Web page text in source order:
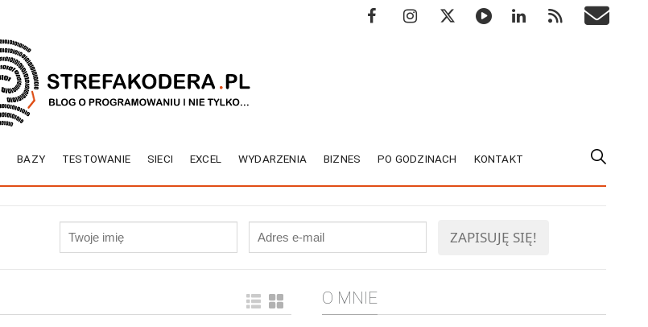
BAZY TESTOWANIE SIECI EXCEL WYDARZENIA BIZNES PO GODZINACH KONTAKT
O MNIE